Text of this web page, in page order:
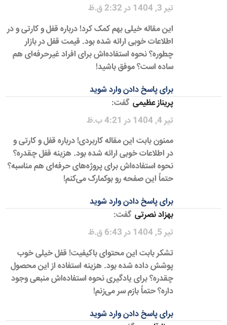
تیر 3, 1404 در 2:32 ق.ظ
این مقاله خیلی بهم کمک کرد! درباره قفل و کارتی و در
اطلاعات خوبی ارائه شده بود. قیمت قفل در بازار
چطوره؟ نحوه استفاده‌اش برای افراد غیرحرفه‌ای هم
ساده است؟ موفق باشید!
برای پاسخ دادن وارد شوید
پریناز عظیمی گفت:
تیر 4, 1404 در 4:21 ب.ظ
ممنون بابت این مقاله کاربردی! درباره قفل و کارتی و
در اطلاعات خوبی ارائه شده بود. هزینه قفل چقدره؟
نحوه استفاده‌اش برای پروژه‌های حرفه‌ای هم مناسبه؟
حتماً این صفحه رو بوکمارک می‌کنم!
برای پاسخ دادن وارد شوید
بهزاد نصرتی گفت:
تیر 5, 1404 در 6:43 ق.ظ
تشکر بابت این محتوای باکیفیت! قفل خیلی خوب
پوشش داده شده بود. هزینه استفاده از این محصول
چقدره؟ برای یادگیری نحوه استفاده‌اش منبعی وجود
داره؟ حتماً بازم سر می‌زنم!
برای پاسخ دادن وارد شوید